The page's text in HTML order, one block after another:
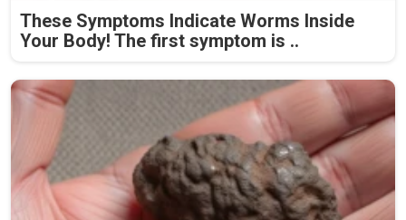
These Symptoms Indicate Worms Inside
Your Body! The first symptom is ..